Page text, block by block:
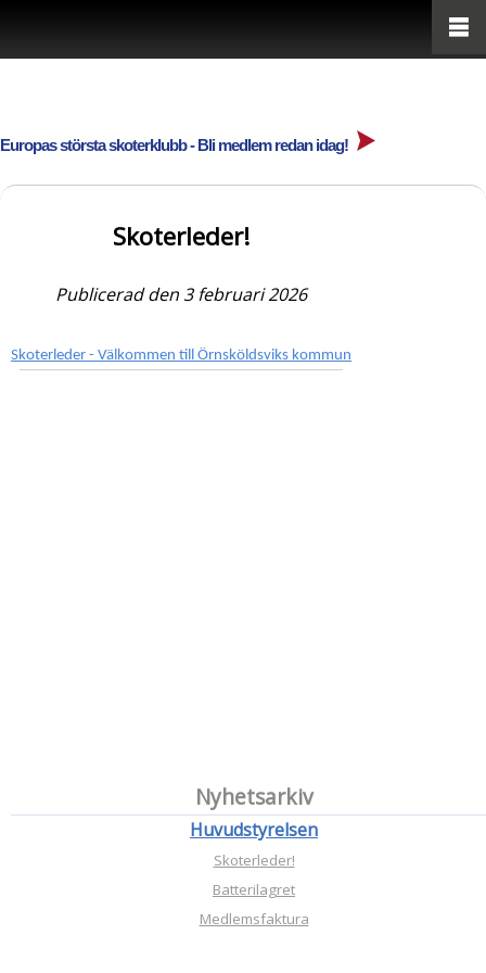
Europas största skoterklubb - Bli medlem redan idag!
Nyhetsarkiv
Huvudstyrelsen
Skoterleder!
Batterilagret
Medlemsfaktura
Skoterleder!
Publicerad den 3 februari 2026
Skoterleder - Välkommen till Örnsköldsviks kommun